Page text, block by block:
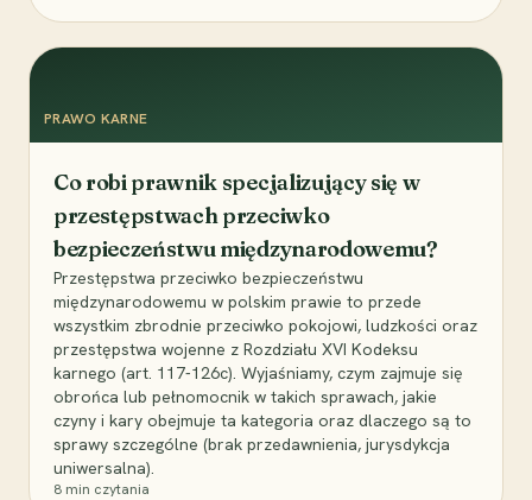
PRAWO KARNE
Co robi prawnik specjalizujący się w
przestępstwach przeciwko
bezpieczeństwu międzynarodowemu?
Przestępstwa przeciwko bezpieczeństwu
międzynarodowemu w polskim prawie to przede
wszystkim zbrodnie przeciwko pokojowi, ludzkości oraz
przestępstwa wojenne z Rozdziału XVI Kodeksu
karnego (art. 117-126c). Wyjaśniamy, czym zajmuje się
obrońca lub pełnomocnik w takich sprawach, jakie
czyny i kary obejmuje ta kategoria oraz dlaczego są to
sprawy szczególne (brak przedawnienia, jurysdykcja
uniwersalna).
8 min czytania